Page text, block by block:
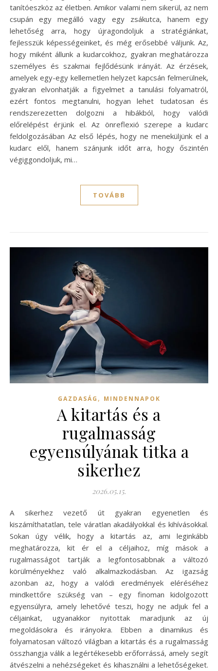
tanítóeszköz az életben. Amikor valami nem sikerül, az nem
csupán egy megálló vagy egy zsákutca, hanem egy
lehetőség arra, hogy újragondoljuk a stratégiánkat,
fejlesszük képességeinket, és még erősebbé váljunk. Az,
hogy miként állunk a kudarcokhoz, gyakran meghatározza
személyes és szakmai fejlődésünk irányát. Az érzések,
amelyek egy-egy kellemetlen helyzet kapcsán felmerülnek,
gyakran elvonhatják a figyelmet a tanulási folyamatról,
ezért fontos megtanulni, hogyan lehet tudatosan és
rendszerezetten dolgozni a hibákból, hogy valódi
előrelépést érjünk el. Az önreflexió szerepe a kudarc
feldolgozásában Az első lépés, hogy ne meneküljünk el a
kudarc elől, hanem szánjunk időt arra, hogy őszintén
végiggondoljuk, mi…
TOVÁBB
GAZDASÁG , MINDENNAPOK
A kitartás és a
rugalmasság
egyensúlyának titka a
sikerhez
2026.05.15.
A sikerhez vezető út gyakran egyenetlen és
kiszámíthatatlan, tele váratlan akadályokkal és kihívásokkal.
Sokan úgy vélik, hogy a kitartás az, ami leginkább
meghatározza, kit ér el a céljaihoz, míg mások a
rugalmasságot tartják a legfontosabbnak a változó
körülményekhez való alkalmazkodásban. Az igazság
azonban az, hogy a valódi eredmények eléréséhez
mindkettőre szükség van – egy finoman kidolgozott
egyensúlyra, amely lehetővé teszi, hogy ne adjuk fel a
céljainkat, ugyanakkor nyitottak maradjunk az új
megoldásokra és irányokra. Ebben a dinamikus és
folyamatosan változó világban a kitartás és a rugalmasság
összhangja válik a legértékesebb erőforrássá, amely segít
átvészelni a nehézségeket és kihasználni a lehetőségeket.